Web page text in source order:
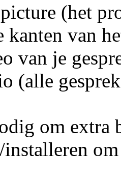
(het
kanten van
van je
(alle
om extra